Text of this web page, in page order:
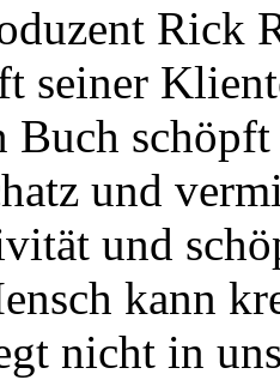
Rick
seiner
Buch
und
und
kann
nicht in